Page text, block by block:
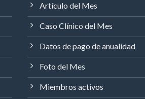
Artículo del Mes
Caso Clínico del Mes
Datos de pago de anualidad
Foto del Mes
Miembros activos